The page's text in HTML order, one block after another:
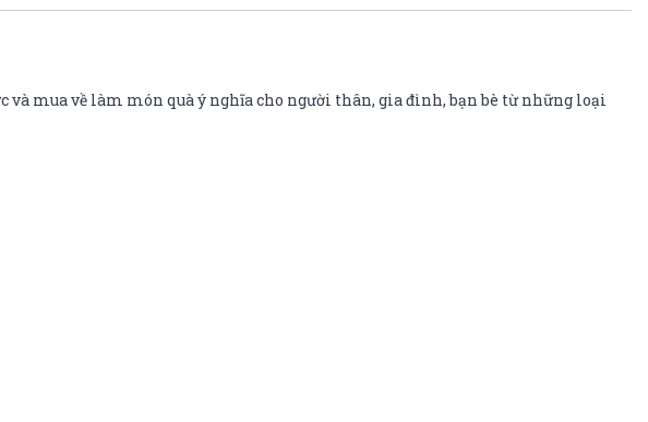
và mua về làm món quà ý nghĩa cho người thân, gia đình, bạn bè từ những loại